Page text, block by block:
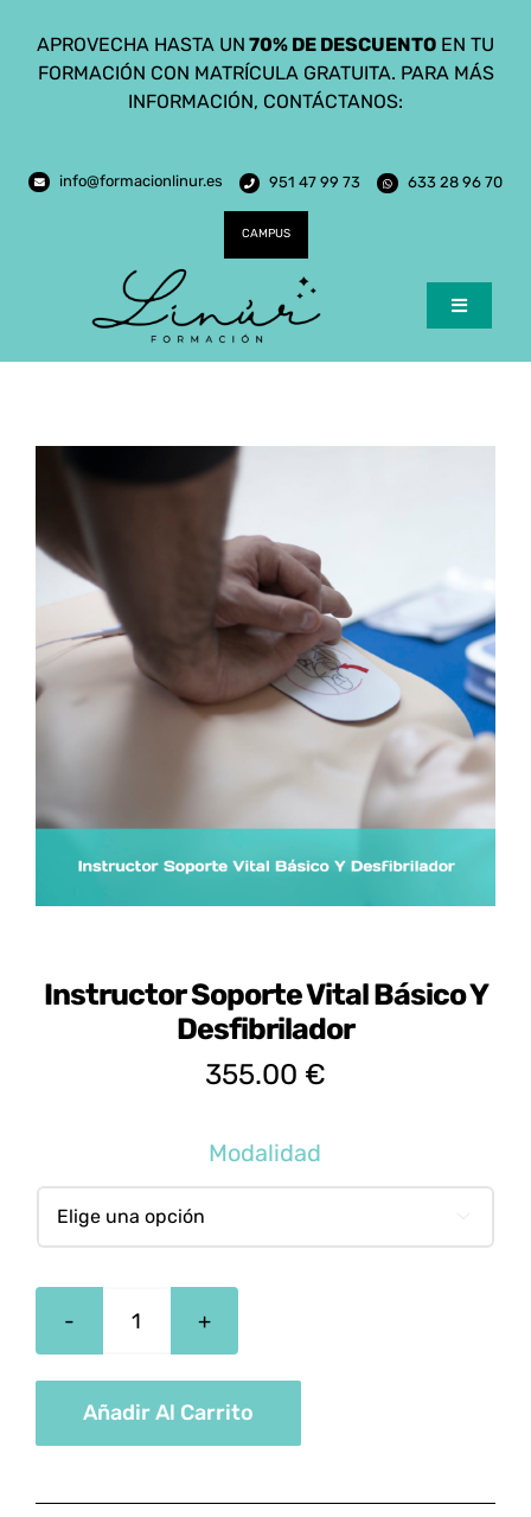
contenido
APROVECHA HASTA UN 70% DE DESCUENTO EN TU
FORMACIÓN CON MATRÍCULA GRATUITA. PARA MÁS
INFORMACIÓN, CONTÁCTANOS:
info@formacionlinur.es 951 47 99 73 633 28 96 70
CAMPUS
Toggle
Inicio
Ciclos Formativos
Certificados de Profesionalidad
Instructor Soporte Vital Básico Y
Desfibrilador
355.00 €
Modalidad
Instructor
Vital
Básico
Añadir Al Carrito